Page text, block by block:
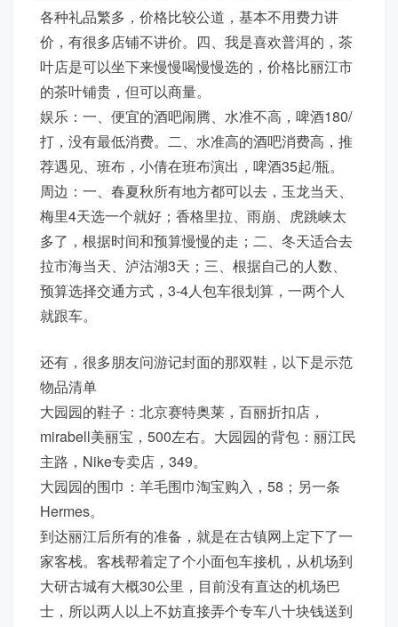
各种礼品繁多，价格比较公道，基本不用费力讲
价，有很多店铺不讲价。四、我是喜欢普洱的，茶
叶店是可以坐下来慢慢喝慢慢选的，价格比丽江市
的茶叶铺贵，但可以商量。
娱乐：一、便宜的酒吧闹腾、水准不高，啤酒180/
打，没有最低消费。二、水准高的酒吧消费高，推
荐遇见、班布，小倩在班布演出，啤酒35起/瓶。
周边：一、春夏秋所有地方都可以去，玉龙当天、
梅里4天选一个就好；香格里拉、雨崩、虎跳峡太
多了，根据时间和预算慢慢的走；二、冬天适合去
拉市海当天、泸沽湖3天；三、根据自己的人数、
预算选择交通方式，3-4人包车很划算，一两个人
就跟车。
还有，很多朋友问游记封面的那双鞋，以下是示范
物品清单
大园园的鞋子：北京赛特奥莱，百丽折扣店，
mirabell美丽宝，500左右。大园园的背包：丽江民
主路，Nike专卖店，349。
大园园的围巾：羊毛围巾淘宝购入，58；另一条
Hermes。
到达丽江后所有的准备，就是在古镇网上定下了一
家客栈。客栈帮着定了个小面包车接机，从机场到
大研古城有大概30公里，目前没有直达的机场巴
士，所以两人以上不妨直接弄个专车八十块钱送到